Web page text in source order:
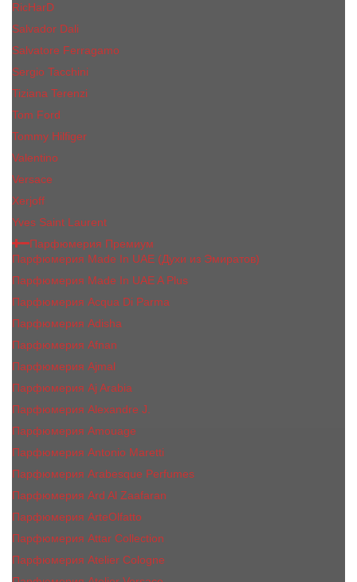
RicHarD
Salvador Dali
Salvatore Ferragamo
Sergio Tacchini
Tiziana Terenzi
Tom Ford
Tommy Hilfiger
Valentino
Versace
Xerjoff
Yves Saint Laurent
Парфюмерия Премиум
Парфюмерия Made In UAE (Духи из Эмиратов)
Парфюмерия Made In UAE A Plus
Парфюмерия Acqua Di Parma
Парфюмерия Adisha
Парфюмерия Afnan
Парфюмерия Ajmal
Парфюмерия Aj Arabia
Парфюмерия Alexandre J.
Парфюмерия Amouage
Парфюмерия Antonio Maretti
Парфюмерия Arabesque Perfumes
Парфюмерия Ard Al Zaafaran
Парфюмерия ArteOlfatto
Парфюмерия Attar Collection
Парфюмерия Atelier Cologne